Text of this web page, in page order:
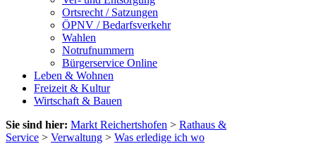
Ortsrecht / Satzungen
ÖPNV / Bedarfsverkehr
Wahlen
Notrufnummern
Bürgerservice Online
Leben & Wohnen
Freizeit & Kultur
Wirtschaft & Bauen
Sie sind hier: Markt Reichertshofen > Rathaus &
Service > Verwaltung > Was erledige ich wo